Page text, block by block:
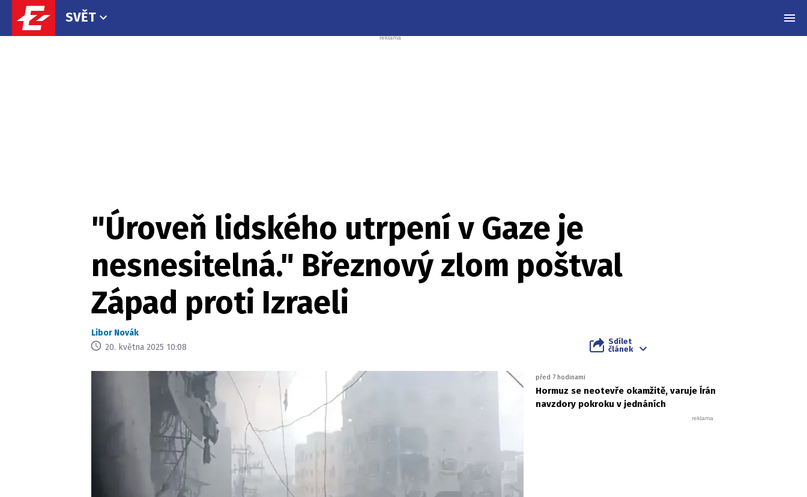
SVĚT
"Úroveň lidského utrpení v Gaze je
nesnesitelná." Březnový zlom poštval
Západ proti Izraeli
Libor Novák
20. května 2025 10:08
Sdílet
článek
před 7 hodinami
Hormuz se neotevře okamžitě, varuje Írán
navzdory pokroku v jednáních